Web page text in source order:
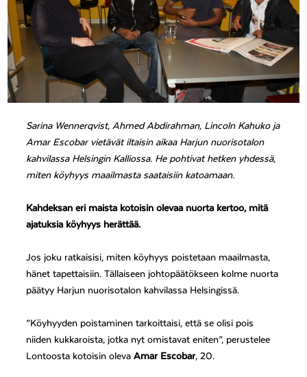
Sarina Wennerqvist, Ahmed Abdirahman, Lincoln Kahuko ja
Amar Escobar vietävät iltaisin aikaa Harjun nuorisotalon
kahvilassa Helsingin Kalliossa. He pohtivat hetken yhdessä,
miten köyhyys maailmasta saataisiin katoamaan.
Kahdeksan eri maista kotoisin olevaa nuorta kertoo, mitä
ajatuksia köyhyys herättää.
Jos joku ratkaisisi, miten köyhyys poistetaan maailmasta,
hänet tapettaisiin. Tällaiseen johtopäätökseen kolme nuorta
päätyy Harjun nuorisotalon kahvilassa Helsingissä.
”Köyhyyden poistaminen tarkoittaisi, että se olisi pois
niiden kukkaroista, jotka nyt omistavat eniten”, perustelee
Lontoosta kotoisin olevaAmar Escobar, 20.